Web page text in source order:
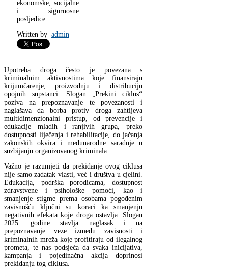
ekonomske, socijalne
i sigurnosne
posljedice.
Written by admin
Upotreba droga često je povezana s
kriminalnim aktivnostima koje finansiraju
krijumčarenje, proizvodnju i distribuciju
opojnih supstanci. Slogan
„Prekini ciklus“
poziva na prepoznavanje te povezanosti i
naglašava da borba protiv droga zahtijeva
multidimenzionalni pristup, od prevencije i
edukacije mladih i ranjivih grupa, preko
dostupnosti liječenja i rehabilitacije, do jačanja
zakonskih okvira i međunarodne saradnje u
suzbijanju organizovanog kriminala.
Važno je razumjeti da prekidanje ovog ciklusa
nije samo zadatak vlasti, već i društva u cjelini.
Edukacija, podrška porodicama, dostupnost
zdravstvene i psihološke pomoći, kao i
smanjenje stigme prema osobama pogođenim
zavisnošću ključni su koraci ka smanjenju
negativnih efekata koje droga ostavlja. Slogan
2025. godine stavlja naglasak i na
prepoznavanje veze između zavisnosti i
kriminalnih mreža koje profitiraju od ilegalnog
prometa, te nas podsjeća da svaka inicijativa,
kampanja i pojedinačna akcija doprinosi
prekidanju tog ciklusa.